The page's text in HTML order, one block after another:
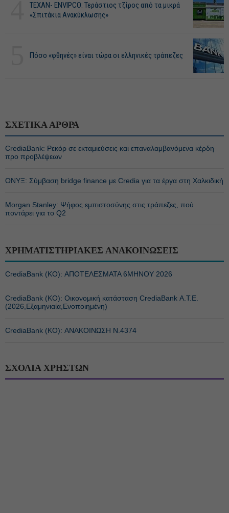
ΤΕΧΑΝ- ENVIPCO: Τεράστιος τζίρος από τα μικρά
«Σπιτάκια Ανακύκλωσης»
Πόσο «φθηνές» είναι τώρα οι ελληνικές τράπεζες
ΣΧΕΤΙΚΑ ΑΡΘΡΑ
CrediaBank: Ρεκόρ σε εκταμιεύσεις και επαναλαμβανόμενα κέρδη
προ προβλέψεων
ΟΝΥΞ: Σύμβαση bridge finance με Credia για τα έργα στη Χαλκιδική
Morgan Stanley: Ψήφος εμπιστοσύνης στις τράπεζες, πού
ποντάρει για το Q2
ΧΡΗΜΑΤΙΣΤΗΡΙΑΚΕΣ ΑΝΑΚΟΙΝΩΣΕΙΣ
CrediaBank (ΚΟ): ΑΠΟΤΕΛΕΣΜΑΤΑ 6ΜΗΝΟΥ 2026
CrediaBank (ΚΟ): Οικονομική κατάσταση CrediaBank Α.Τ.Ε.
(2026,Εξαμηνιαία,Ενοποιημένη)
CrediaBank (ΚΟ): ΑΝΑΚΟΙΝΩΣΗ Ν.4374
ΣΧΟΛΙΑ ΧΡΗΣΤΩΝ